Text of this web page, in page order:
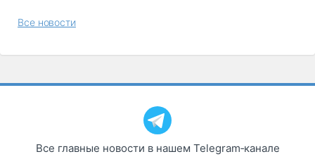
Все новости
Все главные новости в нашем Telegram‑канале